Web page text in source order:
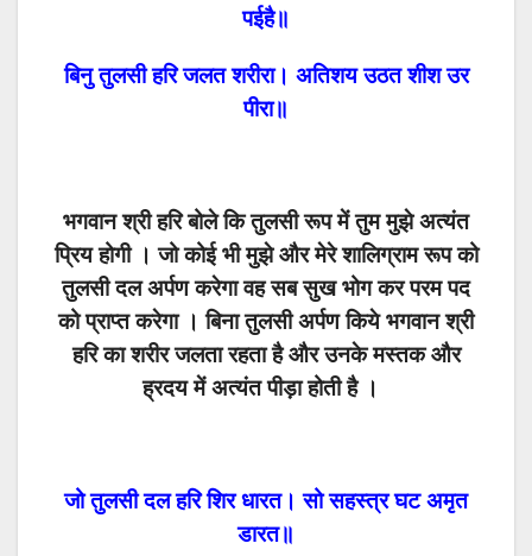
पईहै॥
बिनु तुलसी हरि जलत शरीरा। अतिशय उठत शीश उर
पीरा॥
भगवान श्री हरि बोले कि तुलसी रूप में तुम मुझे अत्यंत
प्रिय होगी । जो कोई भी मुझे और मेरे शालिग्राम रूप को
तुलसी दल अर्पण करेगा वह सब सुख भोग कर परम पद
को प्राप्त करेगा । बिना तुलसी अर्पण किये भगवान श्री
हरि का शरीर जलता रहता है और उनके मस्तक और
ह्रदय में अत्यंत पीड़ा होती है ।
जो तुलसी दल हरि शिर धारत। सो सहस्त्र घट अमृत
डारत॥